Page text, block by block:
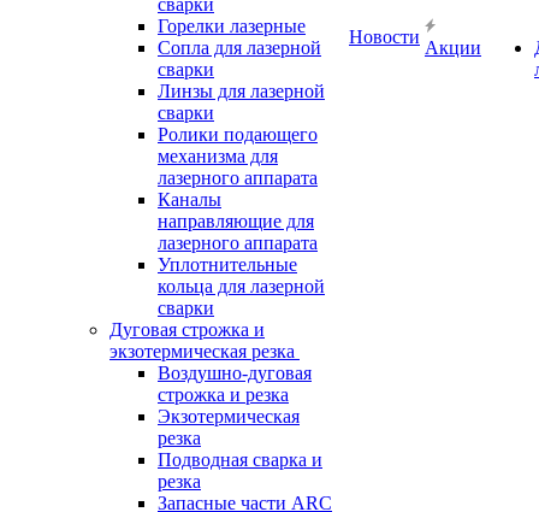
сварки
Горелки лазерные
Сопла для лазерной
сварки
Линзы для лазерной
сварки
Ролики подающего
механизма для
лазерного аппарата
Каналы
направляющие для
лазерного аппарата
Уплотнительные
кольца для лазерной
сварки
Дуговая строжка и
экзотермическая резка
Воздушно-дуговая
строжка и резка
Экзотермическая
резка
Подводная сварка и
резка
Запасные части ARC
Новости
Акции